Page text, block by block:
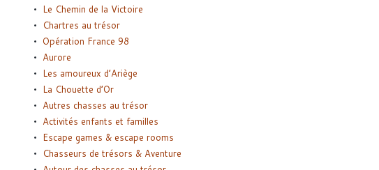
Le Chemin de la Victoire
Chartres au trésor
Opération France 98
Aurore
Les amoureux d’Ariège
La Chouette d’Or
Autres chasses au trésor
Activités enfants et familles
Escape games & escape rooms
Chasseurs de trésors & Aventure